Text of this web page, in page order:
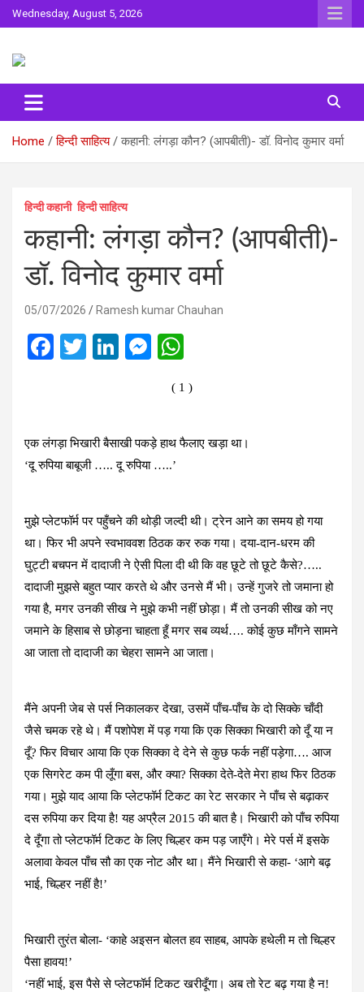
Skip
to
Wednesday, August 5, 2026
Surta
Home हिन्दी साहित्य कहानी: लंगड़ा कौन? (आपबीती)​- डॉ. विनोद कुमार वर्मा
हिन्दी कहानी हिन्दी साहित्य
कहानी: लंगड़ा कौन? (आपबीती)​-
डॉ. विनोद कुमार वर्मा
05/07/2026 Ramesh kumar Chauhan
F
o
o
T
Li
n
M
se
g
er
at
A
​( 1 )
एक लंगड़ा भिखारी बैसाखी पकड़े हाथ फैलाए खड़ा था।
‘दू रुपिया बाबूजी ….. दू रुपिया …..’
मुझे प्लेटफॉर्म पर पहुँचने की थोड़ी जल्दी थी। ट्रेन आने का समय हो गया
था। फिर भी अपने स्वभाववश ठिठक कर रुक गया। दया-दान-धरम की
घुट्टी बचपन में दादाजी ने ऐसी पिला दी थी कि वह छूटे तो छूटे कैसे?…..
दादाजी मुझसे बहुत प्यार करते थे और उनसे मैं भी। उन्हें गुजरे तो जमाना हो
गया है, मगर उनकी सीख ने मुझे कभी नहीं छोड़ा। मैं तो उनकी सीख को नए
जमाने के हिसाब से छोड़ना चाहता हूँ मगर सब व्यर्थ…. कोई कुछ माँगने सामने
आ जाता तो दादाजी का चेहरा सामने आ जाता।
मैंने अपनी जेब से पर्स निकालकर देखा, उसमें पाँच-पाँच के दो सिक्के चाँदी
जैसे चमक रहे थे। मैं पशोपेश में पड़ गया कि एक सिक्का भिखारी को दूँ या न
दूँ? फिर विचार आया कि एक सिक्का दे देने से कुछ फर्क नहीं पड़ेगा…. आज
एक सिगरेट कम पी लूँगा बस, और क्या? ​सिक्का देते-देते मेरा हाथ फिर ठिठक
गया। मुझे याद आया कि प्लेटफॉर्म टिकट का रेट सरकार ने पाँच से बढ़ाकर
दस रुपिया कर दिया है! यह अप्रैल 2015 की बात है। भिखारी को पाँच रुपिया
दे दूँगा तो प्लेटफॉर्म टिकट के लिए चिल्हर कम पड़ जाएँगे। मेरे पर्स में इसके
अलावा केवल पाँच सौ का एक नोट और था। मैंने भिखारी से कहा- ‘आगे बढ़
भाई, चिल्हर नहीं है!’
​भिखारी तुरंत बोला- ‘काहे अइसन बोलत हव साहब, आपके हथेली म तो चिल्हर
पैसा हावय!’
‘नहीं भाई, इस पैसे से प्लेटफॉर्म टिकट खरीदूँगा। अब तो रेट बढ़ गया है न!